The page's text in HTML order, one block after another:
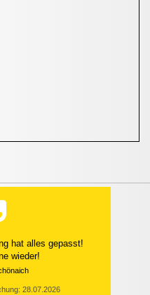
hat alles gepasst!
wieder!
28.07.2026